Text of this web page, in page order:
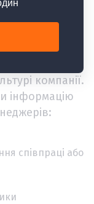
до
компанії.
інформацію
співпраці або